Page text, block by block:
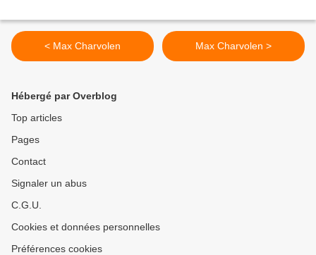
< Max Charvolen Max Charvolen >
Hébergé par Overblog
Top articles
Pages
Contact
Signaler un abus
C.G.U.
Cookies et données personnelles
Préférences cookies